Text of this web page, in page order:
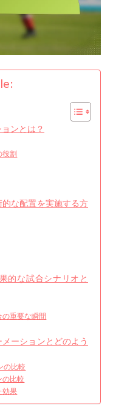
ンとは？
割
な配置を実施する方
的な試合シナリオと
重要な瞬間
ーションとどのよう
比較
比較
効果